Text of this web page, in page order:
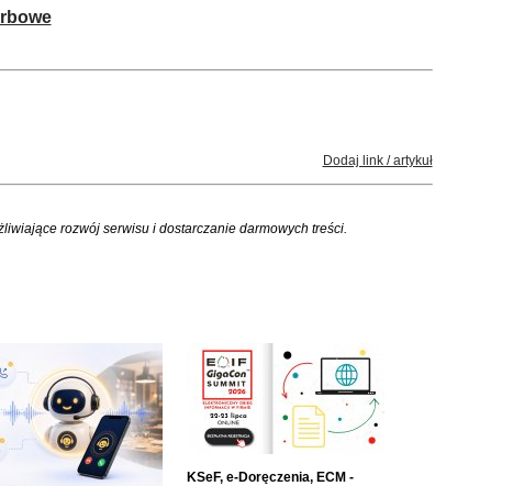
Dodaj link / artykuł
rozwój serwisu i dostarczanie darmowych treści.
KSeF, e-Doręczenia, ECM -